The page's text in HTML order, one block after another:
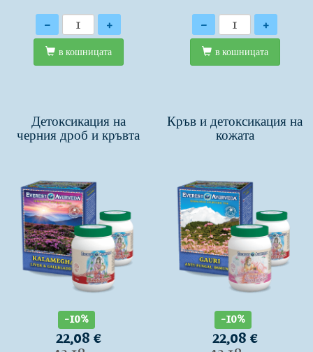
Количество
- +
в кошницата
Количество
- +
в кошницата
Детоксикация на
черния дроб и кръвта
-10%
22,08 €
Кръв и детоксикация на
кожата
-10%
22,08 €